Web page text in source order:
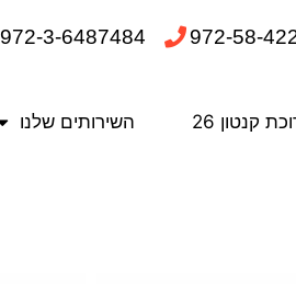
972-58-
972-3-6487484
קנטון 26 השירותים שלנו